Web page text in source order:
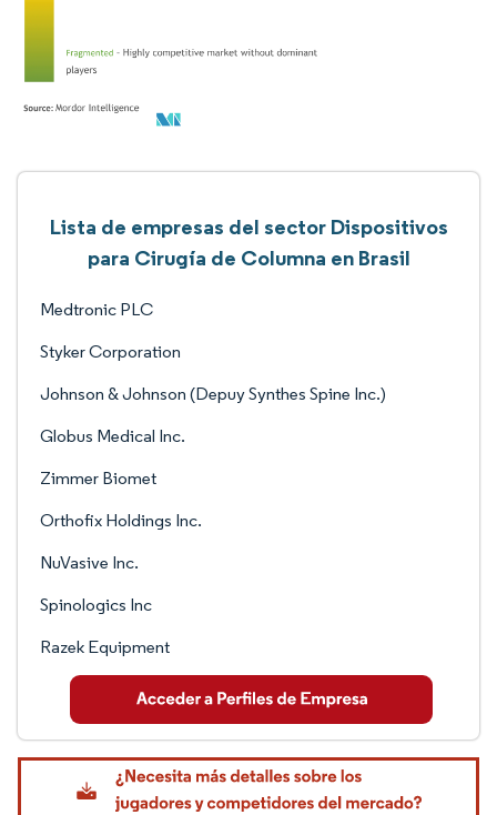
Lista de empresas del sector Dispositivos
para Cirugía de Columna en Brasil
Medtronic PLC
Styker Corporation
Johnson & Johnson (Depuy Synthes Spine Inc.)
Globus Medical Inc.
Zimmer Biomet
Orthofix Holdings Inc.
NuVasive Inc.
Spinologics Inc
Razek Equipment